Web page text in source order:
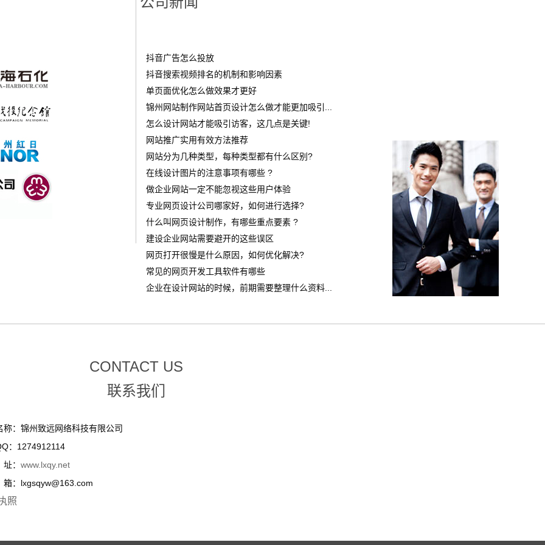
抖音广告怎么投放
‌抖音搜索视频排名的机制和影响因素
单页面优化怎么做效果才更好
锦州网站制作网站首页设计怎么做才能更加吸引...
怎么设计网站才能吸引访客，这几点是关键!
网站推广实用有效方法推荐
网站分为几种类型，每种类型都有什么区别?
在线设计图片的注意事项有哪些 ?
做企业网站一定不能忽视这些用户体验
专业网页设计公司哪家好，如何进行选择?
什么叫网页设计制作，有哪些重点要素 ?
建设企业网站需要避开的这些误区
网页打开很慢是什么原因，如何优化解决?
常见的网页开发工具软件有哪些
企业在设计网站的时候，前期需要整理什么资料...
CONTACT US
联系我们
称：锦州致远网络科技有限公司
：1274912114
： www.lxqy.net
lxgsqyw@163.com
照